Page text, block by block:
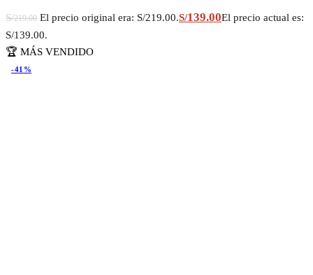
S/219.00 El precio original era: S/219.00.S/139.00El precio actual es:
S/139.00.
🏆 MÁS VENDIDO
-41%